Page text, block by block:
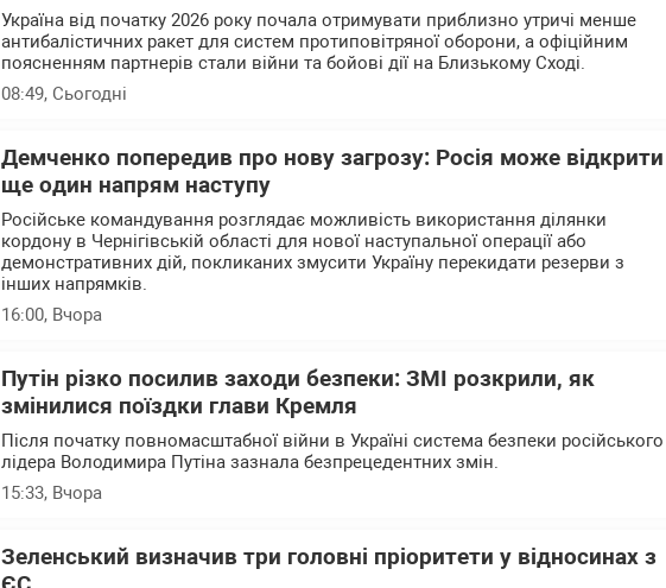
Україна від початку 2026 року почала отримувати приблизно утричі менше
антибалістичних ракет для систем протиповітряної оборони, а офіційним
поясненням партнерів стали війни та бойові дії на Близькому Сході.
08:49, Сьогодні
Демченко попередив про нову загрозу: Росія може відкрити
ще один напрям наступу
Російське командування розглядає можливість використання ділянки
кордону в Чернігівській області для нової наступальної операції або
демонстративних дій, покликаних змусити Україну перекидати резерви з
інших напрямків.
16:00, Вчора
Путін різко посилив заходи безпеки: ЗМІ розкрили, як
змінилися поїздки глави Кремля
Після початку повномасштабної війни в Україні система безпеки російського
лідера Володимира Путіна зазнала безпрецедентних змін.
15:33, Вчора
Зеленський визначив три головні пріоритети у відносинах з